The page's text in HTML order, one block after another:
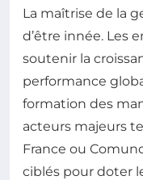
La maîtrise de la
d’être innée. Les
soutenir la
performance
formation des
acteurs majeurs
France ou
ciblés pour doter